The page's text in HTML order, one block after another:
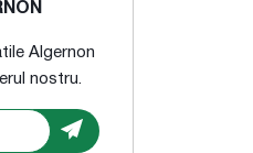
Algernon
nostru.